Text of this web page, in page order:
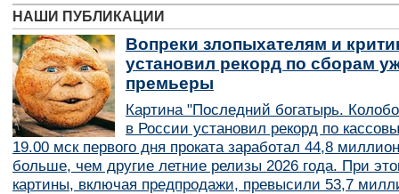
НАШИ ПУБЛИКАЦИИ
Вопреки злопыхателям и
установил рекорд по сборам
премьеры
Картина "Последний богатырь.
в России установил рекорд по
19.00 мск первого дня проката заработал 44,8
больше, чем другие летние релизы 2026 года. При
картины, включая предпродажи, превысили 53,7